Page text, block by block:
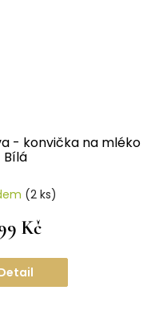
- konvička na mléko
Bílá
(2 ks)
Kč